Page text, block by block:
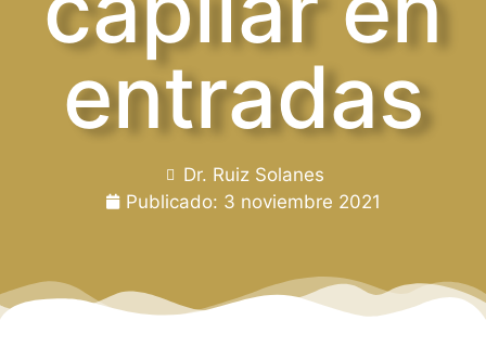
entradas
Dr. Ruiz Solanes
Publicado: 3 noviembre 2021